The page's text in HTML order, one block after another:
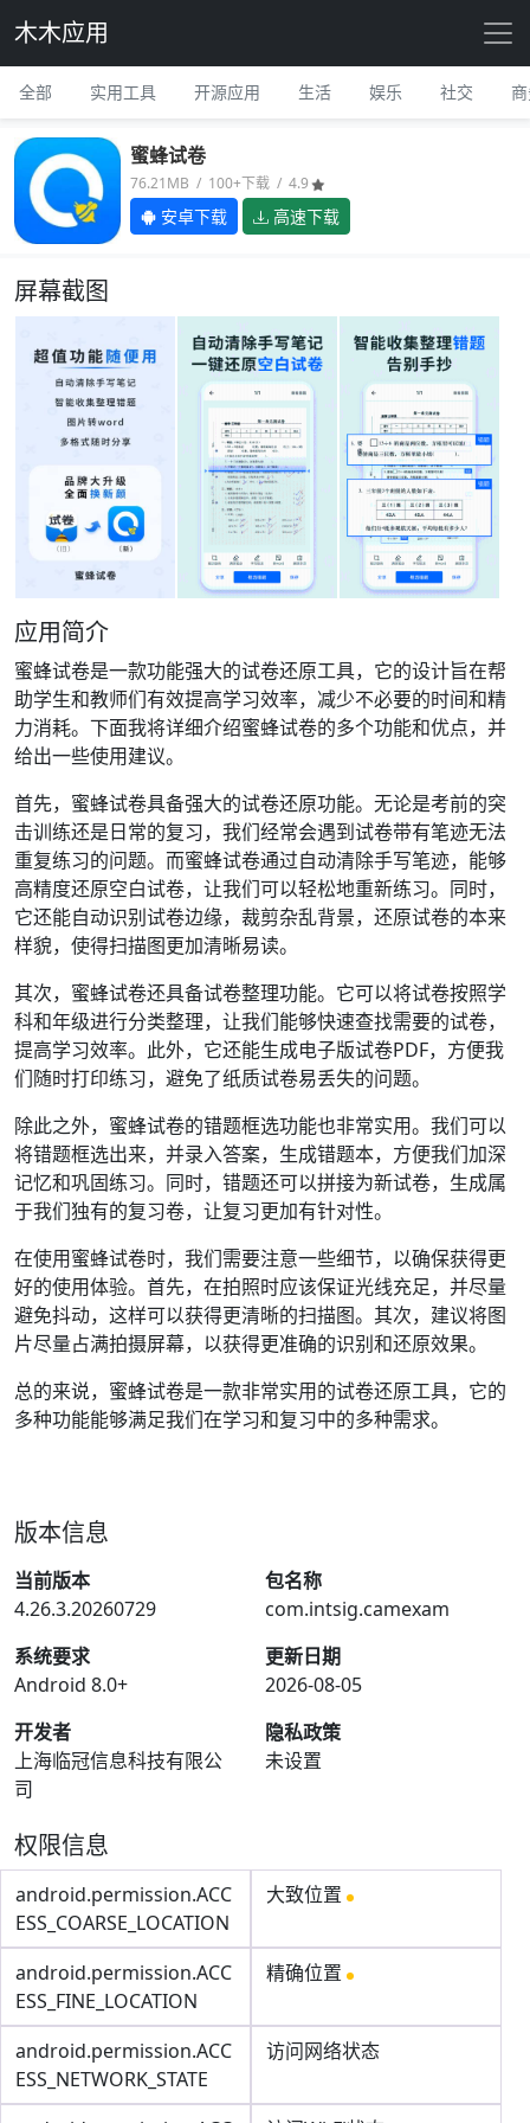
木木应用
全部 实用工具 开源应用 生活 娱乐 社交
蜜蜂试卷
76.21MB / 100+下载 / 4.9
安卓下载 高速下载
屏幕截图
应用简介
蜜蜂试卷是一款功能强大的试卷还原工具，它的设计旨在帮
助学生和教师们有效提高学习效率，减少不必要的时间和精
力消耗。下面我将详细介绍蜜蜂试卷的多个功能和优点，并
给出一些使用建议。
首先，蜜蜂试卷具备强大的试卷还原功能。无论是考前的突
击训练还是日常的复习，我们经常会遇到试卷带有笔迹无法
重复练习的问题。而蜜蜂试卷通过自动清除手写笔迹，能够
高精度还原空白试卷，让我们可以轻松地重新练习。同时，
它还能自动识别试卷边缘，裁剪杂乱背景，还原试卷的本来
样貌，使得扫描图更加清晰易读。
其次，蜜蜂试卷还具备试卷整理功能。它可以将试卷按照学
科和年级进行分类整理，让我们能够快速查找需要的试卷，
提高学习效率。此外，它还能生成电子版试卷PDF，方便我
们随时打印练习，避免了纸质试卷易丢失的问题。
除此之外，蜜蜂试卷的错题框选功能也非常实用。我们可以
将错题框选出来，并录入答案，生成错题本，方便我们加深
记忆和巩固练习。同时，错题还可以拼接为新试卷，生成属
于我们独有的复习卷，让复习更加有针对性。
在使用蜜蜂试卷时，我们需要注意一些细节，以确保获得更
好的使用体验。首先，在拍照时应该保证光线充足，并尽量
避免抖动，这样可以获得更清晰的扫描图。其次，建议将图
片尽量占满拍摄屏幕，以获得更准确的识别和还原效果。
总的来说，蜜蜂试卷是一款非常实用的试卷还原工具，它的
多种功能能够满足我们在学习和复习中的多种需求。
版本信息
当前版本
4.26.3.20260729
包名称
com.intsig.camexam
系统要求
Android 8.0+
更新日期
2026-08-05
开发者
上海临冠信息科技有限公
司
隐私政策
未设置
权限信息
android.permission.ACC
ESS_COARSE_LOCATION
大致位置
android.permission.ACC
ESS_FINE_LOCATION
精确位置
android.permission.ACC
ESS_NETWORK_STATE
访问网络状态